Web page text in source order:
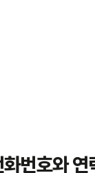
번호와